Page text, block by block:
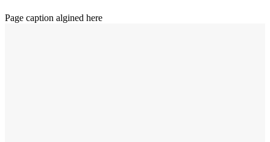
Page caption algined here